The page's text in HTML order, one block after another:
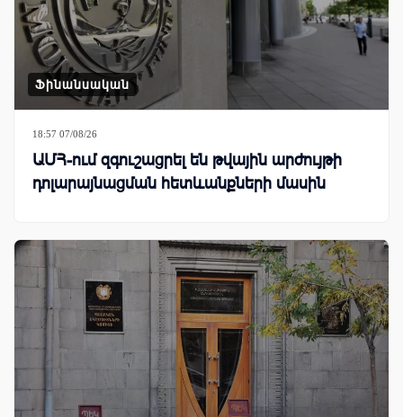
Ֆինանսական
18:57 07/08/26
ԱՄՀ-ում զգուշացրել են թվային արժույթի
դոլարայնացման հետևանքների մասին